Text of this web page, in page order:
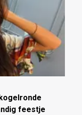
feestje